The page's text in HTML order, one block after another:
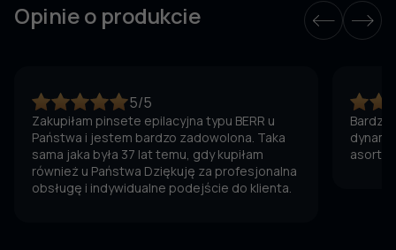
Opinie o produkcie
5/5
Zakupiłam pinsete epilacyjna typu BERR u
Państwa i jestem bardzo zadowolona. Taka
sama jaka była 37 lat temu, gdy kupiłam
również u Państwa Dziękuję za profesjonalna
obsługę i indywidualne podejście do klienta.
Bardzo